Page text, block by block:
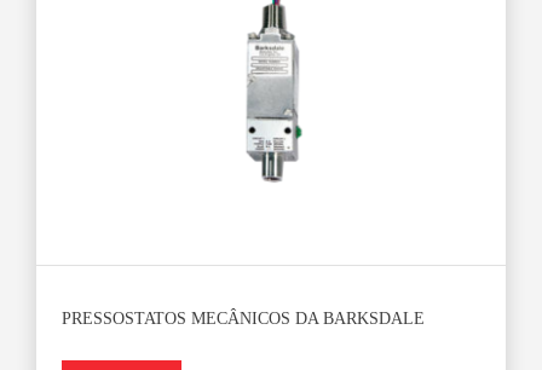
PRESSOSTATOS MECÂNICOS DA BARKSDALE